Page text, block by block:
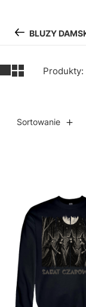
BLUZY
Produkty:
Sortowanie
Lista